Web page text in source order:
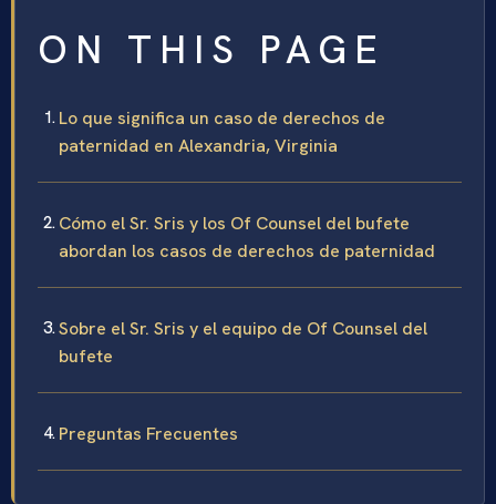
ON THIS PAGE
Lo que significa un caso de derechos de
paternidad en Alexandria, Virginia
Cómo el Sr. Sris y los Of Counsel del bufete
abordan los casos de derechos de paternidad
Sobre el Sr. Sris y el equipo de Of Counsel del
bufete
Preguntas Frecuentes